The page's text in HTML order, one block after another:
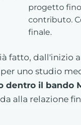
progetto
contributo.
finale.
fatto, dall'inizio
per uno studio
dentro il bando
alla relazione